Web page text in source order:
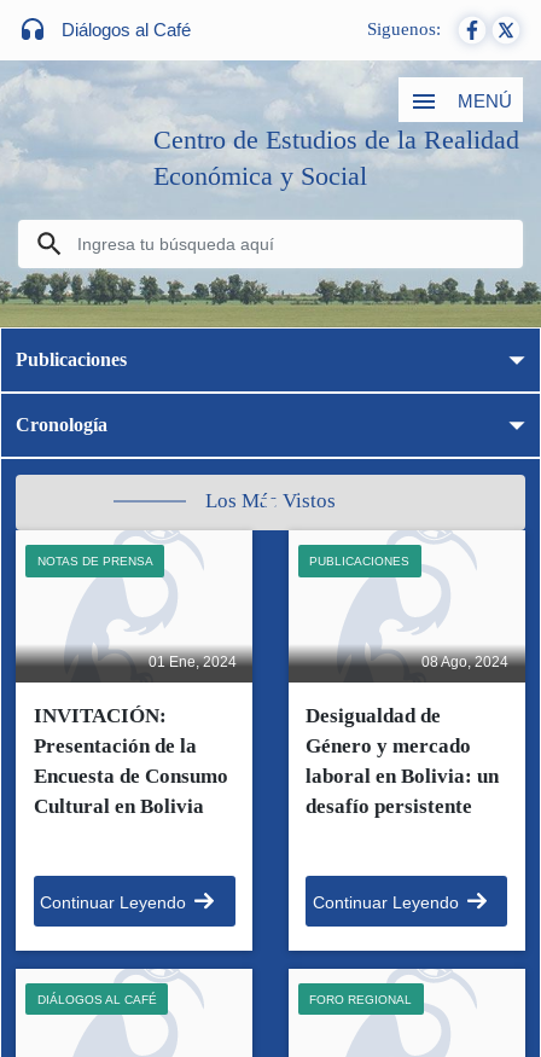
Diálogos al Café Siguenos:
MENÚ
Centro de Estudios de la Realidad
Económica y Social
Publicaciones
Cronología
Los Más Vistos
01 Ene, 2024
NOTAS DE PRENSA
INVITACIÓN:
Presentación de la
Encuesta de Consumo
Cultural en Bolivia
Continuar Leyendo
08 Ago, 2024
PUBLICACIONES
Desigualdad de
Género y mercado
laboral en Bolivia: un
desafío persistente
Continuar Leyendo
DIÁLOGOS AL CAFÉ FORO REGIONAL